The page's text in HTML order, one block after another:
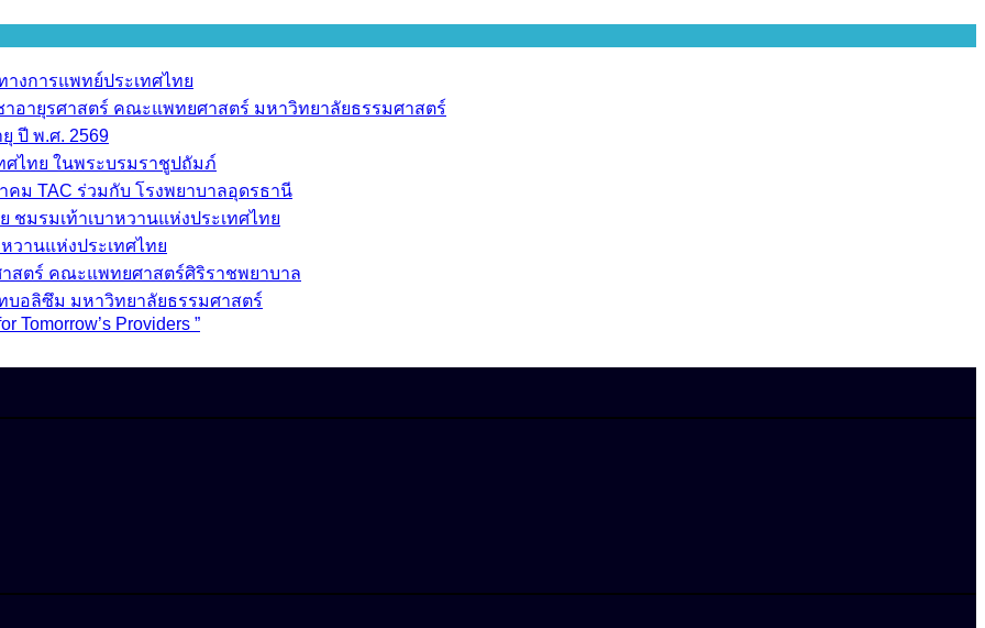
างการแพทย์ประเทศไทย
อายุรศาสตร์ คณะแพทยศาสตร์ มหาวิทยาลัยธรรมศาสตร์
ปี พ.ศ. 2569
ศไทย ในพระบรมราชูปถัมภ์
ม TAC ร่วมกับ โรงพยาบาลอุดรธานี
ชมรมเท้าเบาหวานแห่งประเทศไทย
วานแห่งประเทศไทย
าสตร์ คณะแพทยศาสตร์ศิริราชพยาบาล
บอลิซึม มหาวิทยาลัยธรรมศาสตร์
Tomorrow’s Providers ”